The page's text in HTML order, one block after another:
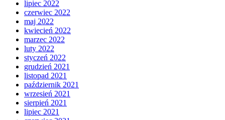
lipiec 2022
czerwiec 2022
maj 2022
kwiecień 2022
marzec 2022
luty 2022
styczeń 2022
grudzień 2021
listopad 2021
październik 2021
wrzesień 2021
sierpień 2021
lipiec 2021